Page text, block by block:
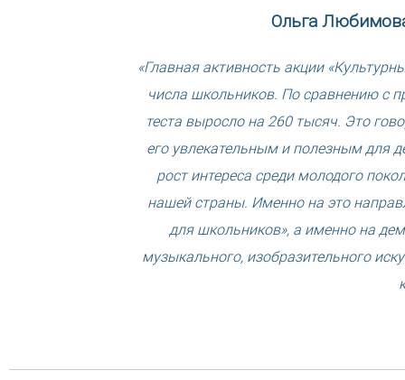
Ольга
«Главная активность акции
числа школьников. По сравнению с
теста выросло на 260 тысяч. Это
его увлекательным и полезным для
рост интереса среди молодого
нашей страны. Именно на это
для школьников», а именно на
музыкального, изобразительного